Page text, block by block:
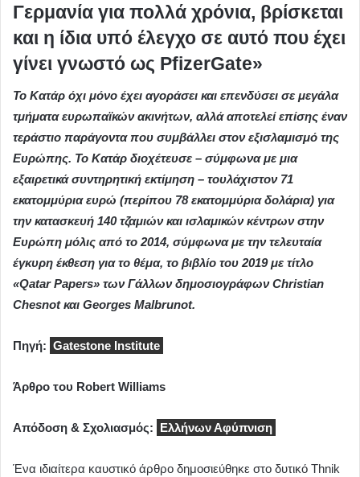
Γερμανία για πολλά χρόνια, βρίσκεται
και η ίδια υπό έλεγχο σε αυτό που έχει
γίνει γνωστό ως PfizerGate»
Το Κατάρ όχι μόνο έχει αγοράσει και επενδύσει σε μεγάλα
τμήματα ευρωπαϊκών ακινήτων, αλλά αποτελεί επίσης έναν
τεράστιο παράγοντα που συμβάλλει στον εξισλαμισμό της
Ευρώπης. Το Κατάρ διοχέτευσε – σύμφωνα με μια
εξαιρετικά συντηρητική εκτίμηση – τουλάχιστον 71
εκατομμύρια ευρώ (περίπου 78 εκατομμύρια δολάρια) για
την κατασκευή 140 τζαμιών και ισλαμικών κέντρων στην
Ευρώπη μόλις από το 2014, σύμφωνα με την τελευταία
έγκυρη έκθεση για το θέμα, το βιβλίο του 2019 με τίτλο
«Qatar Papers» των Γάλλων δημοσιογράφων Christian
Chesnot και Georges Malbrunot.
Πηγή: Gatestone Institute
Άρθρο του Robert Williams
Απόδοση & Σχολιασμός: Ελλήνων Αφύπνιση
Ένα ιδιαίτερα καυστικό άρθρο δημοσιεύθηκε στο δυτικό Thnik